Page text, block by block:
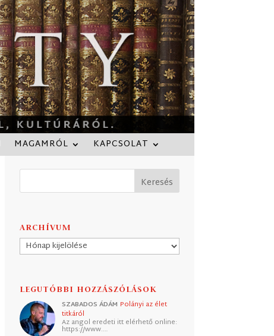
MAGAMRÓL KAPCSOLAT
ARCHÍVUM
Archívum
LEGUTÓBBI HOZZÁSZÓLÁSOK
SZABADOS ÁDÁM Polányi az élet
titkáról
Az angol eredeti itt elérhető online:
https://www.…